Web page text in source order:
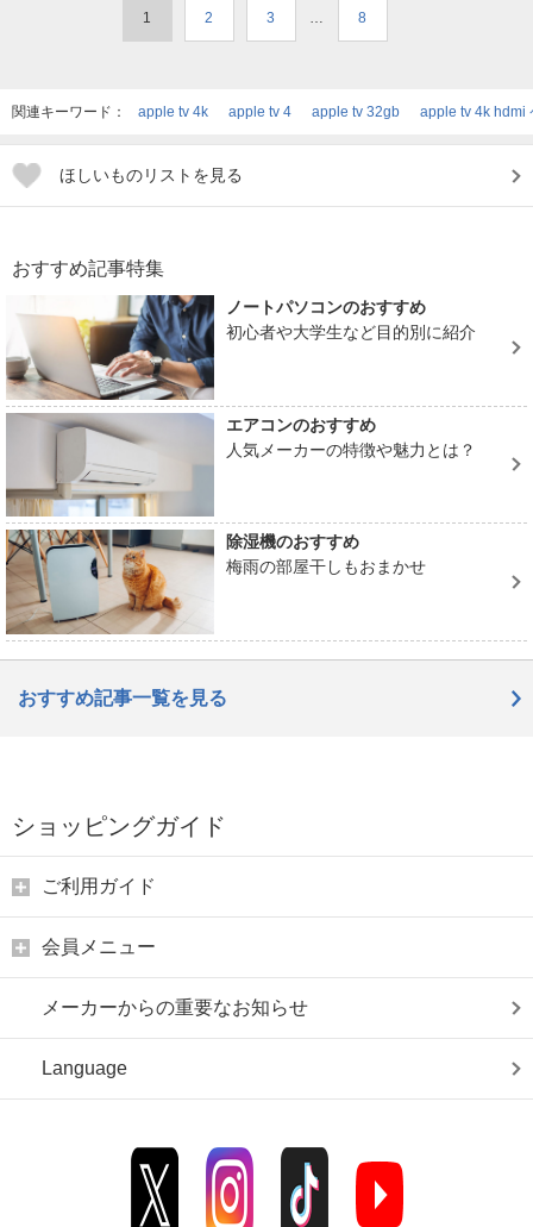
1 2 3 … 8
関連キーワード： apple tv 4k apple tv 4 apple tv 32gb apple tv 4k hdmi
ほしいものリストを見る
おすすめ記事特集
ノートパソコンのおすすめ
初心者や大学生など目的別に紹介
エアコンのおすすめ
人気メーカーの特徴や魅力とは？
除湿機のおすすめ
梅雨の部屋干しもおまかせ
おすすめ記事一覧を見る
ショッピングガイド
ご利用ガイド
会員メニュー
メーカーからの重要なお知らせ
Language